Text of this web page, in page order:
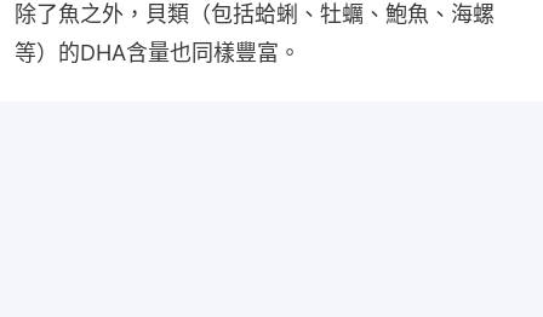
除了魚之外，貝類（包括蛤蜊、牡蠣、鮑魚、海螺
等）的DHA含量也同樣豐富。